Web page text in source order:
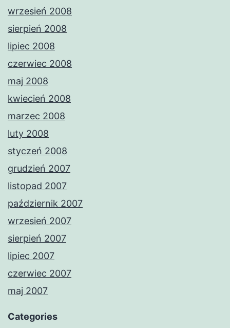
wrzesień 2008
sierpień 2008
lipiec 2008
czerwiec 2008
maj 2008
kwiecień 2008
marzec 2008
luty 2008
styczeń 2008
grudzień 2007
listopad 2007
październik 2007
wrzesień 2007
sierpień 2007
lipiec 2007
czerwiec 2007
maj 2007
Categories